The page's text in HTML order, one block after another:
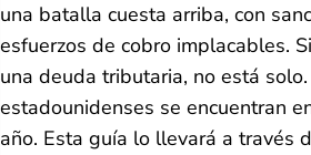
una batalla cuesta arriba, con
esfuerzos de cobro implacables.
una deuda tributaria, no está
estadounidenses se encuentran
año. Esta guía lo llevará a través